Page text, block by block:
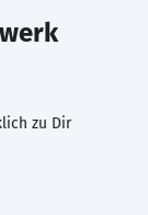
zu Dir